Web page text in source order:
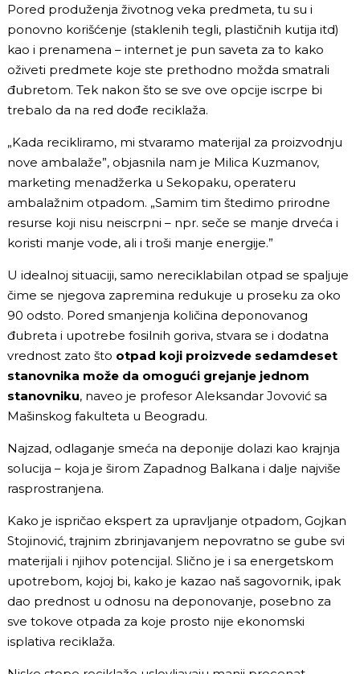
Pored produženja životnog veka predmeta, tu su i
ponovno korišćenje (staklenih tegli, plastičnih kutija itd)
kao i prenamena – internet je pun saveta za to kako
oživeti predmete koje ste prethodno možda smatrali
đubretom. Tek nakon što se sve ove opcije iscrpe bi
trebalo da na red dođe reciklaža.
„Kada recikliramo, mi stvaramo materijal za proizvodnju
nove ambalaže”, objasnila nam je Milica Kuzmanov,
marketing menadžerka u Sekopaku, operateru
ambalažnim otpadom. „Samim tim štedimo prirodne
resurse koji nisu neiscrpni – npr. seče se manje drveća i
koristi manje vode, ali i troši manje energije.”
U idealnoj situaciji, samo nereciklabilan otpad se spaljuje
čime se njegova zapremina redukuje u proseku za oko
90 odsto. Pored smanjenja količina deponovanog
đubreta i upotrebe fosilnih goriva, stvara se i dodatna
vrednost zato što otpad koji proizvede sedamdeset
stanovnika može da omogući grejanje jednom
stanovniku, naveo je profesor Aleksandar Jovović sa
Mašinskog fakulteta u Beogradu.
Najzad, odlaganje smeća na deponije dolazi kao krajnja
solucija – koja je širom Zapadnog Balkana i dalje najviše
rasprostranjena.
Kako je ispričao ekspert za upravljanje otpadom, Gojkan
Stojinović, trajnim zbrinjavanjem nepovratno se gube svi
materijali i njihov potencijal. Slično je i sa energetskom
upotrebom, kojoj bi, kako je kazao naš sagovornik, ipak
dao prednost u odnosu na deponovanje, posebno za
sve tokove otpada za koje prosto nije ekonomski
isplativa reciklaža.